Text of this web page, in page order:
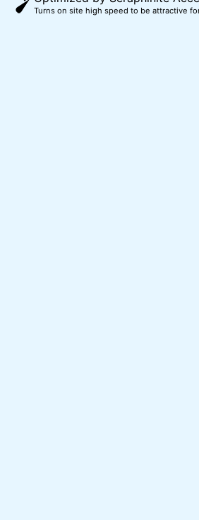
Turns on site high speed to be attractive